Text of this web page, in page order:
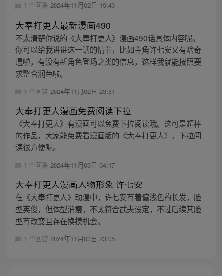
1 个回答 2024年11月02日 19:43
大奉打更人最新漫画490
不太清楚你说的《大奉打更人》漫画490话具体内容呢。
你可以给我讲讲这一话的情节，比如主角许七安又有啥奇
遇啦，有没有新角色登场之类的信息，这样我就能按照要
求整合润色啦。
1 个回答 2024年11月02日 23:51
大奉打更人漫画免费阅读下拉
《大奉打更人》有漫画可以免费下拉阅读哦。这可是超棒
的作品，大家能免费看漫画版的《大奉打更人》，下拉阅
读很方便呢。
1 个回答 2024年11月03日 04:17
大奉打更人漫画人物形象 许七安
在《大奉打更人》动漫中，许七安有着偏浅色的长发，脸
型英俊，但体型消瘦，不太符合武夫设定，不过后续其脸
型有改变且存在换模机会。
1 个回答 2024年11月03日 23:05